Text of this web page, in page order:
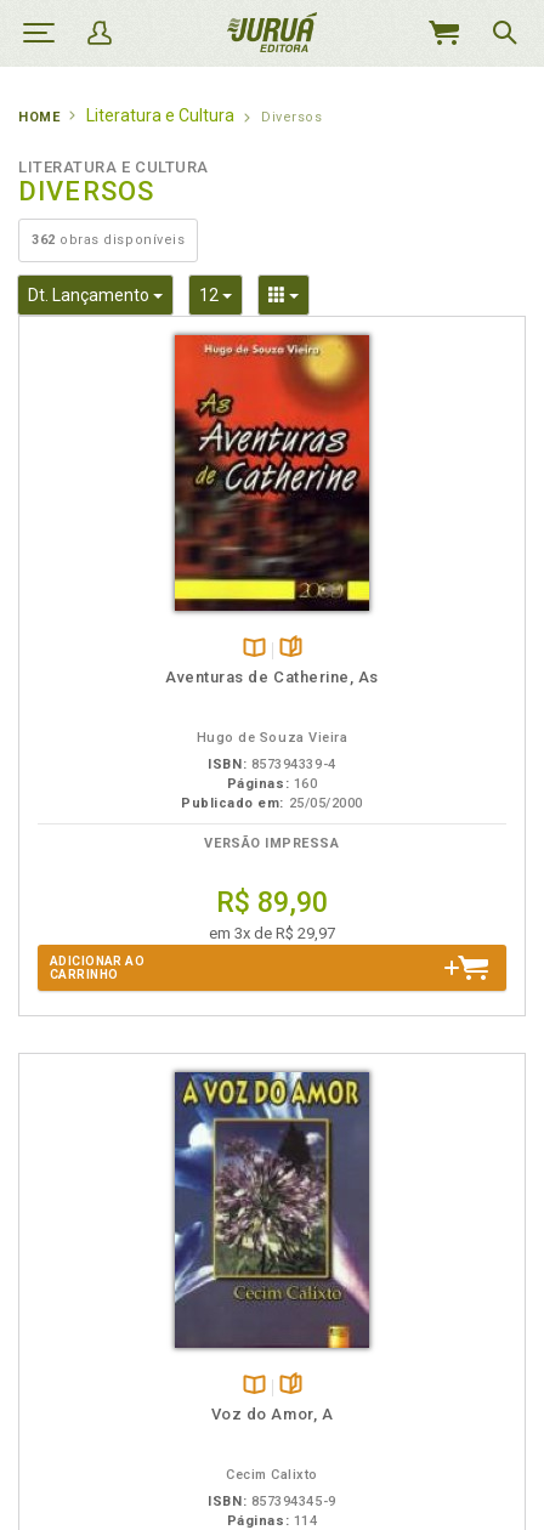
MEU
HOME Literatura e Cultura Diversos
LITERATURA E CULTURA
DIVERSOS
362 obras disponíveis
Dt. Lançamento Toggle Dropdown
12 Toggle DropdownToggle Dropdown
Disponível
páginas
Aventuras de Catherine, As
Hugo de Souza Vieira
ISBN: 857394339-4
Páginas: 160
Publicado em: 25/05/2000
VERSÃO IMPRESSA
R$ 89,90
em 3x de R$ 29,97
ADICIONAR AO
CARRINHO
Disponível
páginas
Voz do Amor, A
Cecim Calixto
ISBN: 857394345-9
Páginas: 114